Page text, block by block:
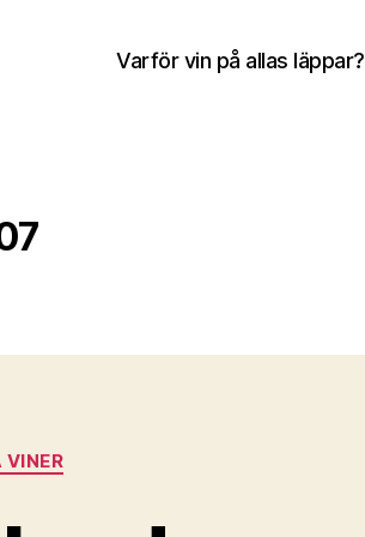
Varför vin på allas läppar?
VINER